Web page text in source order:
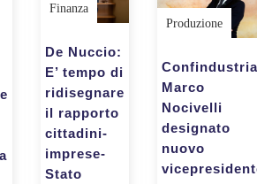
Finanza
De Nuccio:
E’ tempo di
ridisegnare
il rapporto
cittadini-
imprese-
Stato
Produzione
Marco
Nocivelli
designato
nuovo